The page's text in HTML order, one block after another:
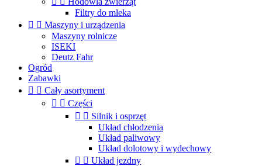
Filtry do mleka
  Maszyny i urządzenia
Maszyny rolnicze
ISEKI
Deutz Fahr
Ogród
Zabawki
  Cały asortyment
  Części
  Silnik i osprzęt
Układ chłodzenia
Układ paliwowy
Układ dolotowy i wydechowy
  Układ jezdny